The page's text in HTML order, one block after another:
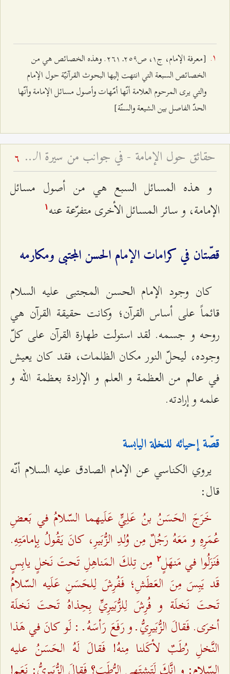
[معرفة الإمام، ج‌۱، ص٢٥٩ـ ٢٦۱. وهذه الخصائص هي من
الخصائص السبعة التي انتهت إليها البحوث القرآنيّة حول الإمام
والتي يرى المرحوم العلامة أنّها أمّهات وأصول مسائل الإمامة وأنّها
الحدّ الفاصل بين الشيعة والسنّة]
حقائق حول الإمامة - في جوانب من سيرة الإمام المجتبى وأحداث شهادته 6
و هذه المسائل السبع هي من أصول مسائل
الإمامة، و سائر المسائل الأخرى متفرّعة عنه ۱
قصّتان في كرامات الإمام الحسن المجتبى ومكارمه
كان وجود الإمام الحسن المجتبى عليه السلام
قائماً على أساس القرآن؛ وكانت حقيقة القرآن هي
روحه و جسمه. لقد استولت طهارة القرآن على كلّ
وجوده، ليحلّ النور مكان الظلمات، فقد كان يعيش
في عالم من العظمة و العلم و الإرادة بعظمة الله و
علمه و إرادته.
قصّة إحيائه للنخلة اليابسة
يروي الكناسي عن الإمام الصادق عليه السلام أنّه
قال:
خَرَجَ الحَسَنُ بنُ عَلِيٍّ عَلَيهما السّلامُ في بَعضِ
عُمَرِهِ و مَعَهُ رَجُلٌ مِن وُلدِ الزُّبَيرِ، كانَ يَقُولُ بِإمامَتِهِ.
فَنَزَلُوا في مَنهَلٍ٢ مِن تِلكَ المَناهِلِ تَحتَ نَخلٍ يابِسٍ
قَد يَبِسَ مِنَ العَطَشِ؛ فَفُرِشَ لِلحَسَنِ عَلَيه السّلامُ
تَحتَ نَخلَة و فُرِشَ لِلزُّبَيرِيِّ بِحِذاهُ تَحتَ نَخلَة
أخرَی. فَقالَ الزُّبَيرِيُّ ـ و رَفَعَ رَأسَهُ ـ : لَو كانَ في هَذا
النَّخلِ رُطَبٌ لأكَلنا مِنهُ! فَقالَ لَهُ الحَسَنُ عليه